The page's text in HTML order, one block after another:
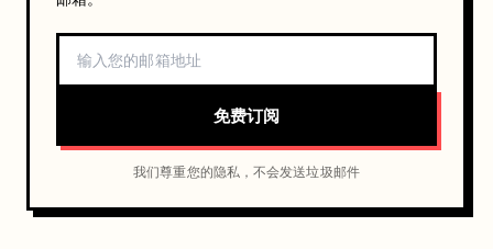
免费订阅
我们尊重您的隐私，不会发送垃圾邮件